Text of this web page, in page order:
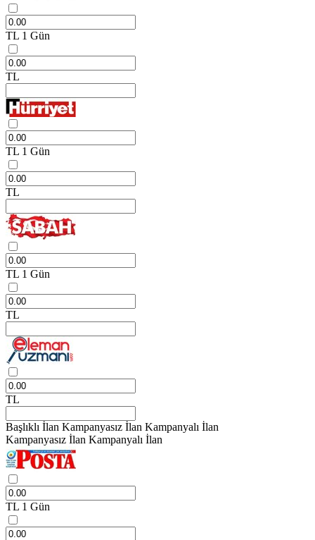
TL 1 Gün
TL
TL 1 Gün
TL
TL 1 Gün
TL
TL
Başlıklı İlan Kampanyasız İlan Kampanyalı İlan
Kampanyasız İlan Kampanyalı İlan
TL 1 Gün